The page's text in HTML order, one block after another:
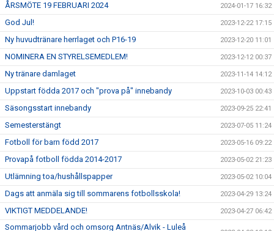
ÅRSMÖTE 19 FEBRUARI 2024 2024-01-17 16:32
God Jul! 2023-12-22 17:15
Ny huvudtränare herrlaget och P16-19 2023-12-20 11:01
NOMINERA EN STYRELSEMEDLEM! 2023-12-12 00:37
Ny tränare damlaget 2023-11-14 14:12
Uppstart födda 2017 och "prova på" innebandy 2023-10-03 00:43
Säsongsstart innebandy 2023-09-25 22:41
Semesterstängt 2023-07-05 11:24
Fotboll för barn född 2017 2023-05-16 09:22
Provapå fotboll födda 2014-2017 2023-05-02 21:23
Utlämning toa/hushållspapper 2023-05-02 10:04
Dags att anmäla sig till sommarens fotbollsskola! 2023-04-29 13:24
VIKTIGT MEDDELANDE! 2023-04-27 06:42
Sommarjobb vård och omsorg Antnäs/Alvik - Luleå